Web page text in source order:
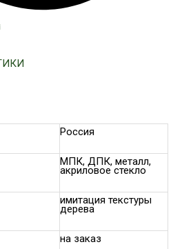
Россия
МПК, ДПК, металл,
акриловое стекло
имитация текстуры
дерева
на заказ